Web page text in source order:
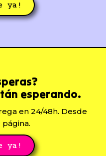
ya!
esperando.
en 24/48h. Desde
ya!